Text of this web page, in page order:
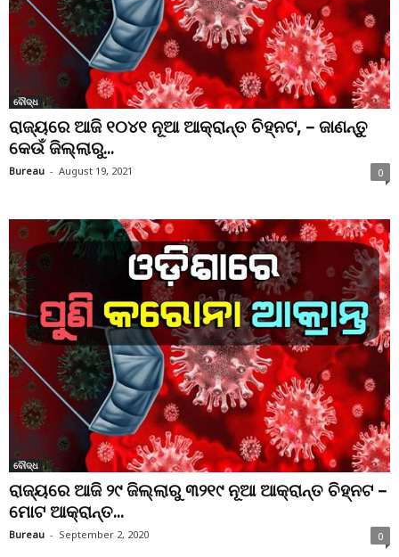
ବୌଦ୍ଧ
ରାଜ୍ୟରେ ଆଜି ୧୦୪୧ ନୂଆ ଆକ୍ରାନ୍ତ ଚିହ୍ନଟ, – ଜାଣନ୍ତୁ
କେଉଁ ଜିଲ୍ଲାରୁ...
Bureau - August 19, 2021 0
ବୌଦ୍ଧ
ରାଜ୍ୟରେ ଆଜି ୨୯ ଜିଲ୍ଲାରୁ ୩୨୧୯ ନୂଆ ଆକ୍ରାନ୍ତ ଚିହ୍ନଟ –
ମୋଟ ଆକ୍ରାନ୍ତ...
Bureau - September 2, 2020 0